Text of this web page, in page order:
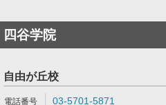
四谷学院
自由が丘校
03-5701-5871